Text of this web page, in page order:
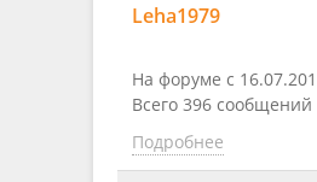
Leha1979
На форуме с
Всего 396 сообщений
Подробнее